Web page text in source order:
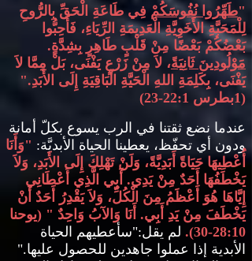
"طَهِّرُوا نُفُوسَكُمْ فِي طَاعَةِ الْحَقِّ بِالرُّوحِ
لِلْمَحَبَّةِ الأَخَوِيَّةِ الْعَدِيمَةِ الرِّيَاءِ، فَأَحِبُّوا
بَعْضُكُمْ بَعْضًا مِنْ قَلْبٍ طَاهِرٍ بِشِدَّةٍ.
مَوْلُودِينَ ثَانِيَةً، لاَ مِنْ زَرْعٍ يَفْنَى، بَلْ مِمَّا لاَ
يَفْنَى، بِكَلِمَةِ اللهِ الْحَيَّةِ الْبَاقِيَةِ إِلَى الأَبَدِ."
(1 بطرس 22:1-23)
عندما نضع ثقتنا في الرب يسوع بكلّ أمانة
ودون أي تحفّظ، يعطينا الحياة الأبديَّة:
"وَأَنَا
أُعْطِيهَا حَيَاةً أَبَدِيَّةً، وَلَنْ تَهْلِكَ إِلَى الأَبَدِ، وَلاَ
يَخْطَفُهَا أَحَدٌ مِنْ يَدِي. أَبِي الَّذِي أَعْطَانِي
إِيَّاهَا هُوَ أَعْظَمُ مِنَ الْكُلِّ، وَلاَ يَقْدِرُ أَحَدٌ أَنْ
يَخْطَفَ مِنْ يَدِ أَبِي. أَنَا وَالآبُ وَاحِدٌ " (يوحنا
28:10-30).
لم يقل:"سأعطيهم الحياة
الأبدية إذا عملوا جاهدين للحصول عليها."